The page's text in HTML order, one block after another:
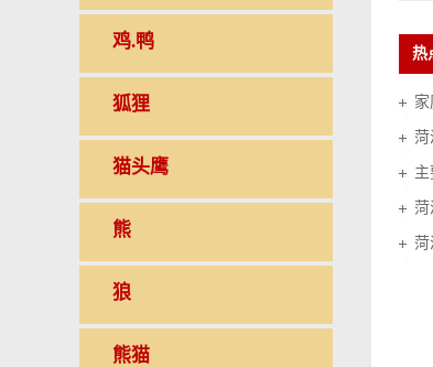
鸡.鸭
狐狸
猫头鹰
熊
狼
熊猫
热
家
菏
菏